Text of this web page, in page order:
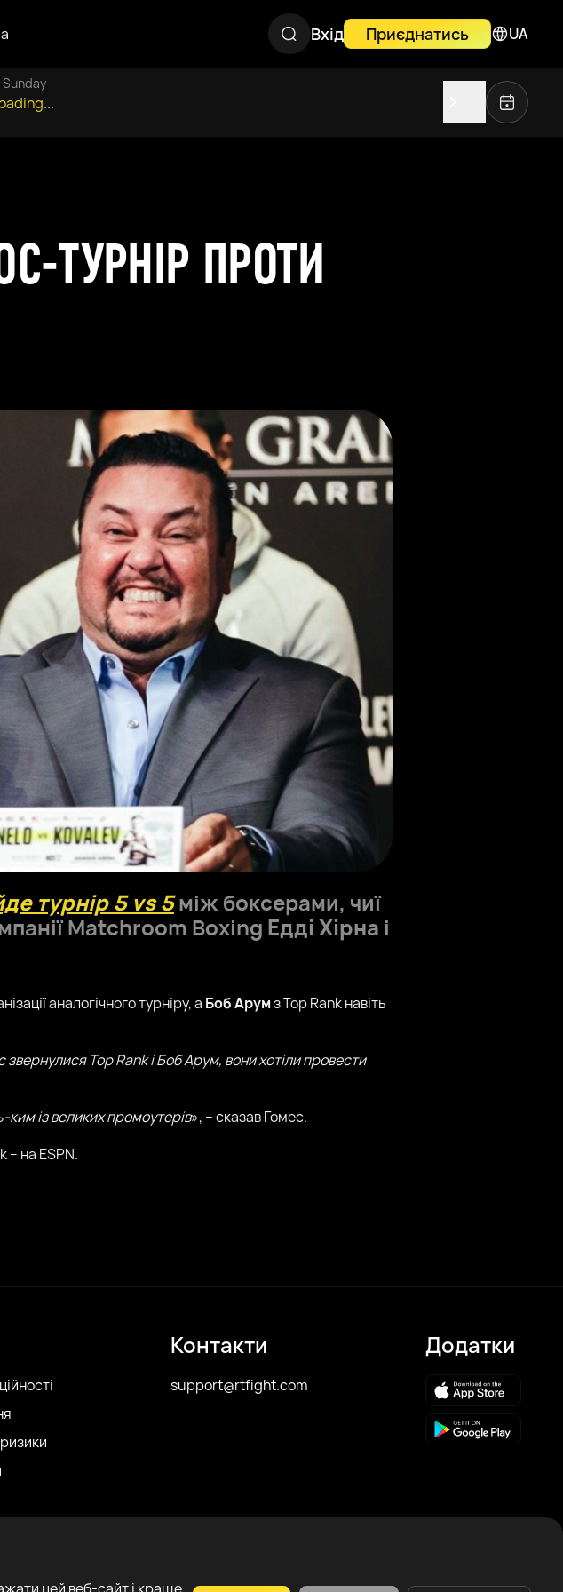
Вхід Приєднатись UA
Sunday
ТУРНІР ПРОТИ
турнір 5 vs 5між боксерами, чиї
Matchroom Boxing Едді Хірна і
аналогічного турніру, а Боб Арумз Top Rank навіть
Top Rank і Боб Арум, вони хотіли провести
із великих промоутерів», – сказав Гомес.
– на ESPN.
Контакти
support@rtfight.com
Додатки